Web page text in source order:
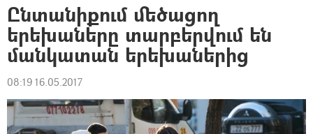
Ընտանիքում մեծացող
երեխաները տարբերվում են
մանկատան երեխաներից
08:19 16.05.2017